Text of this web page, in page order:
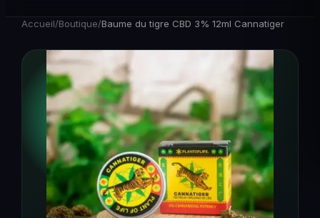
Accueil/Boutique/Baume du tigre CBD 3% 12ml Cannatiger